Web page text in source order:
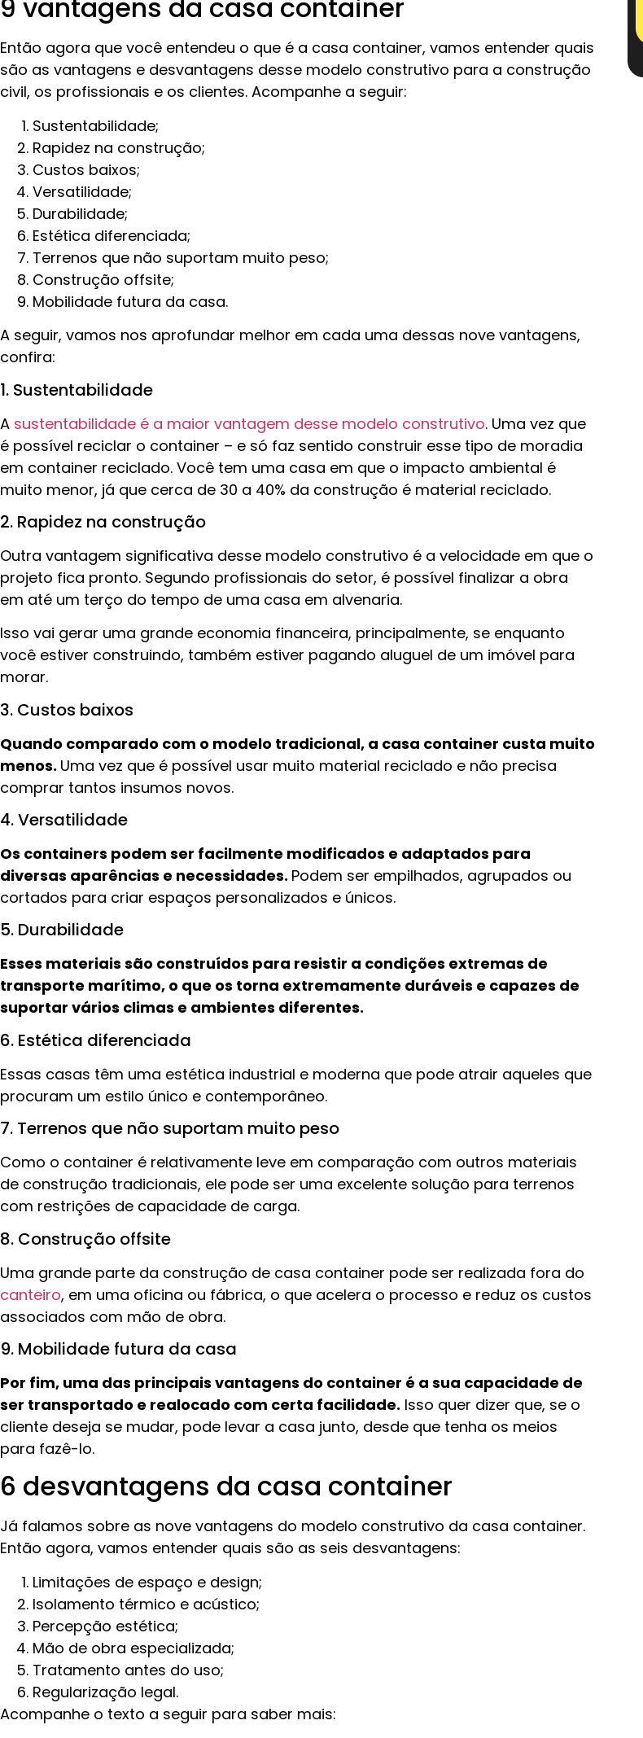
9 vantagens da casa container
Então agora que você entendeu o que é a casa container, vamos entender quais
são as vantagens e desvantagens desse modelo construtivo para a construção
civil, os profissionais e os clientes. Acompanhe a seguir:
Sustentabilidade;
Rapidez na construção;
Custos baixos;
Versatilidade;
Durabilidade;
Estética diferenciada;
Terrenos que não suportam muito peso;
Construção offsite;
Mobilidade futura da casa.
A seguir, vamos nos aprofundar melhor em cada uma dessas nove vantagens,
confira:
1. Sustentabilidade
A sustentabilidade é a maior vantagem desse modelo construtivo. Uma vez que
é possível reciclar o container – e só faz sentido construir esse tipo de moradia
em container reciclado. Você tem uma casa em que o impacto ambiental é
muito menor, já que cerca de 30 a 40% da construção é material reciclado.
2. Rapidez na construção
Outra vantagem significativa desse modelo construtivo é a velocidade em que o
projeto fica pronto. Segundo profissionais do setor, é possível finalizar a obra
em até um terço do tempo de uma casa em alvenaria.
Isso vai gerar uma grande economia financeira, principalmente, se enquanto
você estiver construindo, também estiver pagando aluguel de um imóvel para
morar.
3. Custos baixos
Quando comparado com o modelo tradicional, a casa container custa muito
menos. Uma vez que é possível usar muito material reciclado e não precisa
comprar tantos insumos novos.
4. Versatilidade
Os containers podem ser facilmente modificados e adaptados para
diversas aparências e necessidades. Podem ser empilhados, agrupados ou
cortados para criar espaços personalizados e únicos.
5. Durabilidade
Esses materiais são construídos para resistir a condições extremas de
transporte marítimo, o que os torna extremamente duráveis e capazes de
suportar vários climas e ambientes diferentes.
6. Estética diferenciada
Essas casas têm uma estética industrial e moderna que pode atrair aqueles que
procuram um estilo único e contemporâneo.
7. Terrenos que não suportam muito peso
Como o container é relativamente leve em comparação com outros materiais
de construção tradicionais, ele pode ser uma excelente solução para terrenos
com restrições de capacidade de carga.
8. Construção offsite
Uma grande parte da construção de casa container pode ser realizada fora do
canteiro, em uma oficina ou fábrica, o que acelera o processo e reduz os custos
associados com mão de obra.
9. Mobilidade futura da casa
Por fim, uma das principais vantagens do container é a sua capacidade de
ser transportado e realocado com certa facilidade. Isso quer dizer que, se o
cliente deseja se mudar, pode levar a casa junto, desde que tenha os meios
para fazê-lo.
6 desvantagens da casa container
Já falamos sobre as nove vantagens do modelo construtivo da casa container.
Então agora, vamos entender quais são as seis desvantagens:
Limitações de espaço e design;
Isolamento térmico e acústico;
Percepção estética;
Mão de obra especializada;
Tratamento antes do uso;
Regularização legal.
Acompanhe o texto a seguir para saber mais: